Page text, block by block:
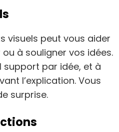
visuels peut vous aider
à souligner vos idées.
support par idée, et à
l’explication. Vous
surprise.